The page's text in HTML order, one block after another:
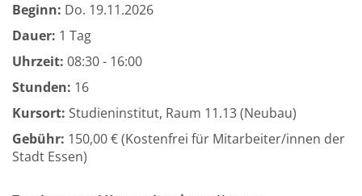
Beginn: Do. 19.11.2026
Dauer: 1 Tag
Uhrzeit: 08:30 - 16:00
Stunden: 16
Kursort: Studieninstitut, Raum 11.13 (Neubau)
Gebühr: 150,00 € (Kostenfrei für Mitarbeiter/innen der
Stadt Essen)